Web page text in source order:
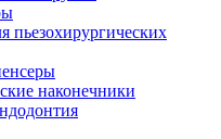
пьезохирургических
наконечники